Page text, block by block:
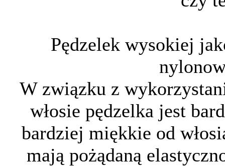
Pędzelek wysokiej
W związku z
włosie pędzelka jest
bardziej miękkie od
mają pożądaną